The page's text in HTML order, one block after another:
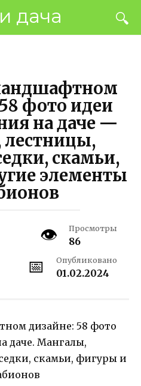
дача
фото идеи
на даче —
скамьи,
элементы
Просмотры
86
Опубликовано
01.02.2024